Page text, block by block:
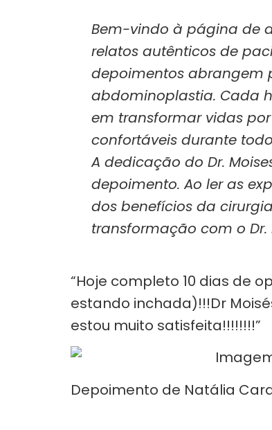
Bem-vindo à página de
relatos autênticos de
depoimentos abrangem
abdominoplastia. Cada
em transformar vidas
confortáveis durante
A dedicação do Dr.
depoimento. Ao ler as
dos benefícios da
transformação com o Dr.
“Hoje completo 10 dias de
estando inchada)!!!Dr
estou muito satisfeita!!!!!!!!”
Depoimento de Natália